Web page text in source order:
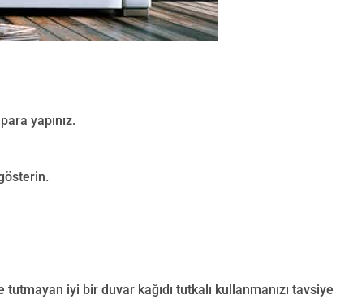
yapınız.
iyi bir duvar kağıdı tutkalı kullanmanızı tavsiye